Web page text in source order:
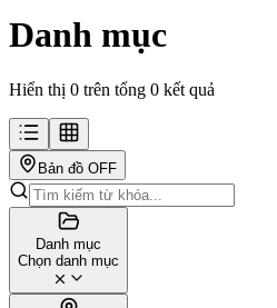
Danh mục
Hiển thị 0 trên tổng 0 kết quả
Bản đồ OFF
Danh mục
Chọn danh mục